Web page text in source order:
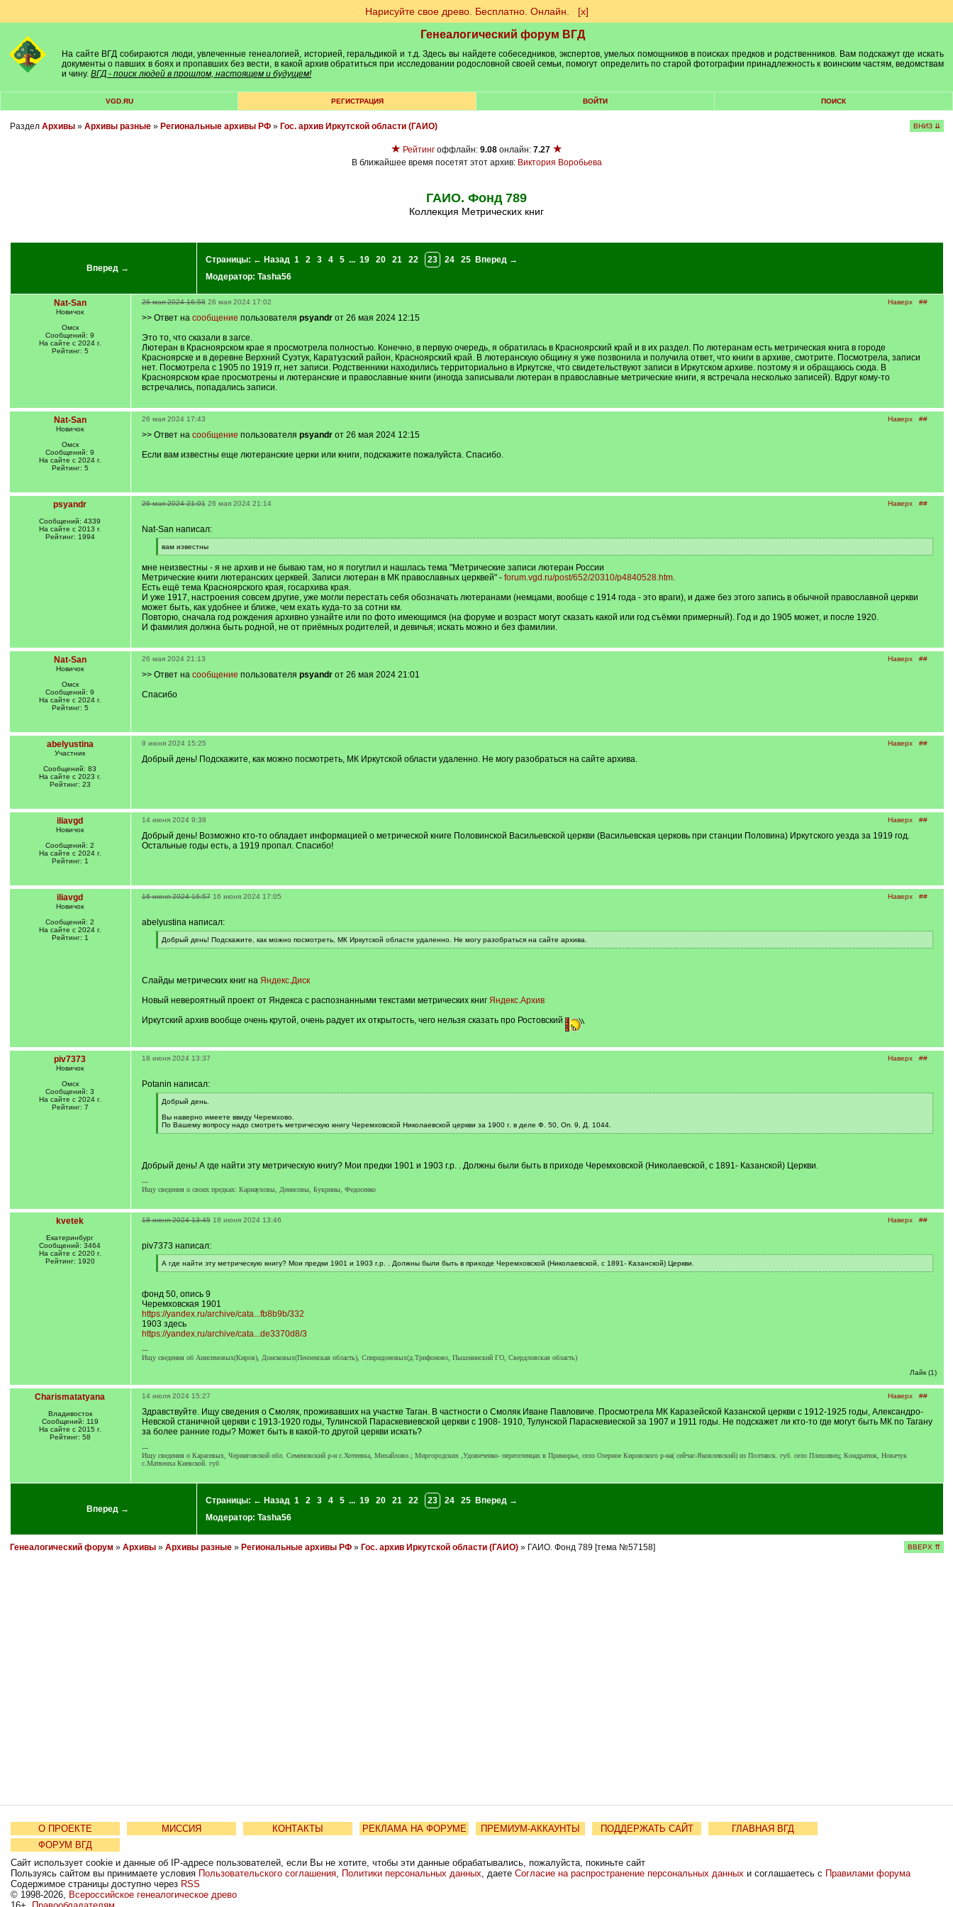
Нарисуйте свое древо. Бесплатно. Онлайн. [х]
Генеалогический форум ВГД
На сайте ВГД собираются люди, увлеченные генеалогией, историей, геральдикой и т.д. Здесь вы найдете собеседников, экспертов, умелых помощников в поисках предков и родственников. Вам подскажут где искать
документы о павших в боях и пропавших без вести, в какой архив обратиться при исследовании родословной своей семьи, помогут определить по старой фотографии принадлежность к воинским частям, ведомствам
и чину. ВГД - поиск людей в прошлом, настоящем и будущем!
VGD.RU РЕГИСТРАЦИЯ ВОЙТИ ПОИСК
Раздел Архивы» Архивы разные» Региональные архивы РФ» Гос. архив Иркутской области (ГАИО) ВНИЗ ⇊
★ Рейтинг оффлайн: 9.08 онлайн: 7.27 ★
В ближайшее время посетят этот архив: Виктория Воробьева
ГАИО. Фонд 789
Коллекция Метрических книг
Вперед →
Страницы: ← Назад 1 2 3 4 5 ... 19 20 21 22 23 24 25
Вперед →
Модератор: Tasha56
Nat-San
Новичок
Омск
Сообщений: 9
На сайте с 2024 г.
Рейтинг: 5
Наверх ##
26 мая 2024 16:58 26 мая 2024 17:02
>> Ответ на сообщение пользователя psyandrот 26 мая 2024 12:15
Это то, что сказали в загсе.
Лютеран в Красноярском крае я просмотрела полностью. Конечно, в первую очередь, я обратилась в Красноярский край и в их раздел. По лютеранам есть метрическая книга в городе
Красноярске и в деревне Верхний Суэтук, Каратузский район, Красноярский край. В лютеранскую общину я уже позвонила и получила ответ, что книги в архиве, смотрите. Посмотрела, записи
нет. Посмотрела с 1905 по 1919 гг, нет записи. Родственники находились территориально в Иркутске, что свидетельствуют записи в Иркутском архиве. поэтому я и обращаюсь сюда. В
Красноярском крае просмотрены и лютеранские и православные книги (иногда записывали лютеран в православные метрические книги, я встречала несколько записей). Вдруг кому-то
встречались, попадались записи.
Nat-San
Новичок
Омск
Сообщений: 9
На сайте с 2024 г.
Рейтинг: 5
Наверх ##
26 мая 2024 17:43
>> Ответ на сообщение пользователя psyandrот 26 мая 2024 12:15
Если вам известны еще лютеранские церки или книги, подскажите пожалуйста. Спасибо.
psyandr
Сообщений: 4339
На сайте с 2013 г.
Рейтинг: 1994
Наверх ##
26 мая 2024 21:01 26 мая 2024 21:14
Nat-San написал:
[
q
вам известны
[
q
]
мне неизвестны - я не архив и не бываю там, но я погуглил и нашлась тема "Метрические записи лютеран России
Метрические книги лютеранских церквей. Записи лютеран в МК православных церквей" - forum.vgd.ru/post/652/20310/p4840528.htm.
Есть ещё тема Красноярского края, госархива края.
И уже 1917, настроения совсем другие, уже могли перестать себя обозначать лютеранами (немцами, вообще с 1914 года - это враги), и даже без этого запись в обычной православной церкви
может быть, как удобнее и ближе, чем ехать куда-то за сотни км.
Повторю, сначала год рождения архивно узнайте или по фото имеющимся (на форуме и возраст могут сказать какой или год съёмки примерный). Год и до 1905 может, и после 1920.
И фамилия должна быть родной, не от приёмных родителей, и девичья; искать можно и без фамилии.
Nat-San
Новичок
Омск
Сообщений: 9
На сайте с 2024 г.
Рейтинг: 5
Наверх ##
26 мая 2024 21:13
>> Ответ на сообщение пользователя psyandrот 26 мая 2024 21:01
Спасибо
abelyustina
Участник
Сообщений: 83
На сайте с 2023 г.
Рейтинг: 23
Наверх ##
9 июня 2024 15:25
Добрый день! Подскажите, как можно посмотреть, МК Иркутской области удаленно. Не могу разобраться на сайте архива.
iliavgd
Новичок
Сообщений: 2
На сайте с 2024 г.
Рейтинг: 1
Наверх ##
14 июня 2024 9:38
Добрый день! Возможно кто-то обладает информацией о метрической книге Половинской Васильевской церкви (Васильевская церковь при станции Половина) Иркутского уезда за 1919 год.
Остальные годы есть, а 1919 пропал. Спасибо!
iliavgd
Новичок
Сообщений: 2
На сайте с 2024 г.
Рейтинг: 1
Наверх ##
16 июня 2024 16:57 16 июня 2024 17:05
abelyustina написал:
[
q
Добрый день! Подскажите, как можно посмотреть, МК Иркутской области удаленно. Не могу разобраться на сайте архива.
[
Слайды метрических книг на Яндекс.Диск
Новый невероятный проект от Яндекса с распознанными текстами метрических книг Яндекс.Архив
Иркутский архив вообще очень крутой, очень радует их открытость, чего нельзя сказать про Ростовский
piv7373
Новичок
Омск
Сообщений: 3
На сайте с 2024 г.
Рейтинг: 7
Наверх ##
18 июня 2024 13:37
Potanin написал:
[
]
Добрый день.
Вы наверно имеете ввиду Черемхово.
По Вашему вопросу надо смотреть метрическую книгу Черемховской Николаевской церкви за 1900 г. в деле Ф. 50, Оп. 9, Д. 1044.
[
Добрый день! А где найти эту метрическую книгу? Мои предки 1901 и 1903 г.р. . Должны были быть в приходе Черемховской (Николаевской, с 1891- Казанской) Церкви.
---
Ищу сведения о своих предках: Карнауховы, Денисовы, Букрины, Федосенко
kvetek
Екатеринбург
Сообщений: 3464
На сайте с 2020 г.
Рейтинг: 1920
Наверх ##
18 июня 2024 13:45 18 июня 2024 13:46
piv7373 написал:
[
q
А где найти эту метрическую книгу? Мои предки 1901 и 1903 г.р. . Должны были быть в приходе Черемховской (Николаевской, с 1891- Казанской) Церкви.
[
]
фонд 50, опись 9
Черемховская 1901
https://yandex.ru/archive/cata...fb8b9b/332
1903 здесь
https://yandex.ru/archive/cata...de3370d8/3
---
Ищу сведения об Анисимовых(Киров), Донсковых(Пензенская область), Спиридоновых(д.Трифоново, Пышминский ГО, Свердловская область)
Лайк (1)
Charismatatyana
Владивосток
Сообщений: 119
На сайте с 2015 г.
Рейтинг: 58
Наверх ##
14 июля 2024 15:27
Здравствуйте. Ищу сведения о Смоляк, проживавших на участке Таган. В частности о Смоляк Иване Павловиче. Просмотрела МК Каразейской Казанской церкви с 1912-1925 годы, Александро-
Невской станичной церкви с 1913-1920 годы, Тулинской Параскевиевской церкви с 1908- 1910, Тулунской Параскевиеской за 1907 и 1911 годы. Не подскажет ли кто-то где могут быть МК по Тагану
за более ранние годы? Может быть в какой-то другой церкви искать?
---
Ищу сведения о Карасевых, Черниговской обл. Семеновский р-н с.Хотеевка, Михайлово.; Миргородских ,Удовиченко- переселенцах в Приморье, село Озерное Кировского р-на( сейчас-Яковлевский) из Полтавск. губ. село Плешивец; Кондратюк, Новачук
с.Матвеиха Киевской. губ
Вперед →
Страницы: ← Назад 1 2 3 4 5 ... 19 20 21 22 23 24 25
Вперед →
Модератор: Tasha56
Генеалогический форум » Архивы» Архивы разные» Региональные архивы РФ» Гос. архив Иркутской области (ГАИО)» ГАИО. Фонд 789 [тема №57158] ВВЕРХ ⇈
О ПРОЕКТЕ МИССИЯ КОНТАКТЫ РЕКЛАМА НА ФОРУМЕ ПРЕМИУМ-АККАУНТЫ ПОДДЕРЖАТЬ САЙТ
ГЛАВНАЯ ВГД
ФОРУМ ВГД
Сайт использует cookie и данные об IP-адресе пользователей, если Вы не хотите, чтобы эти данные обрабатывались, пожалуйста, покиньте сайт
Пользуясь сайтом вы принимаете условия Пользовательского соглашения, Политики персональных данных, даете Согласие на распространение персональных данных и соглашаетесь с Правилами форума
Содержимое страницы доступно через RSS
© 1998-2026, Всероссийское генеалогическое древо